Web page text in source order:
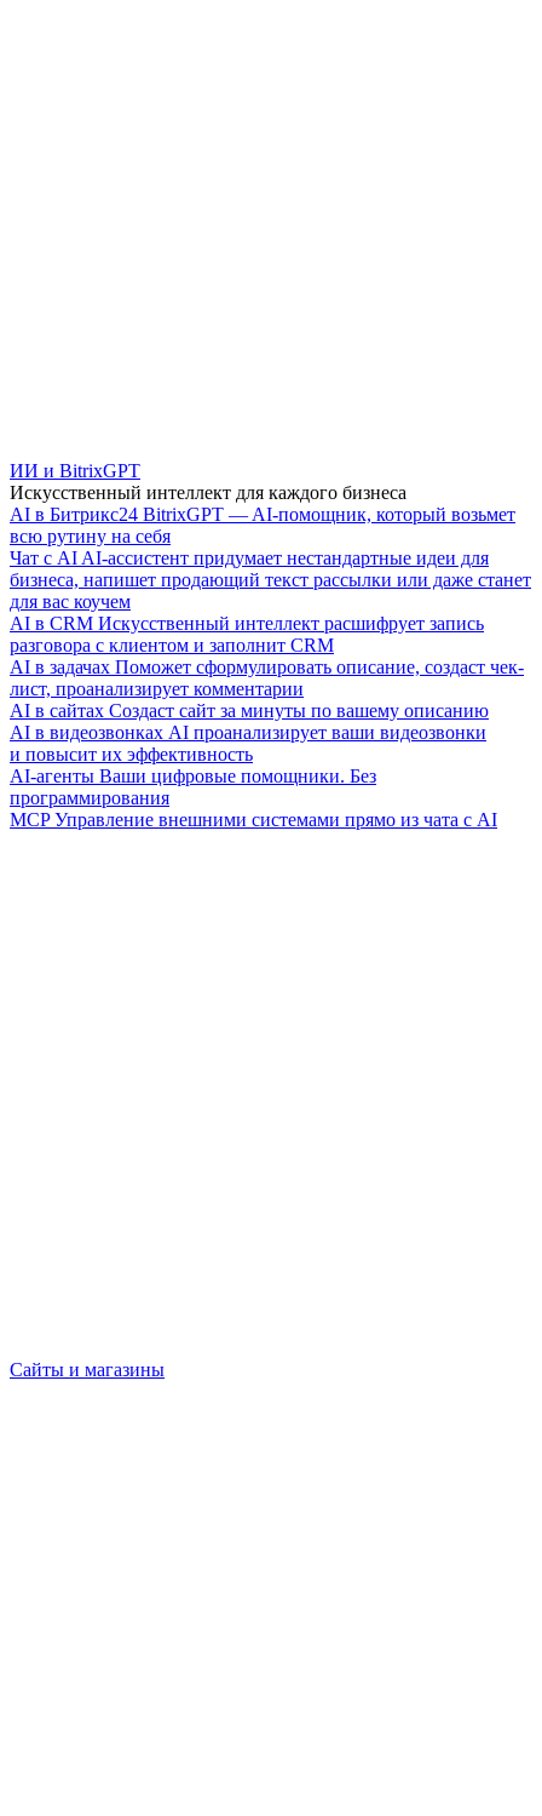
ИИ и BitrixGPT
Искусственный интеллект для каждого бизнеса
AI в Битрикс24 BitrixGPT — AI-помощник, который возьмет
всю рутину на себя
Чат с AI AI-ассистент придумает нестандартные идеи для
бизнеса, напишет продающий текст рассылки или даже станет
для вас коучем
AI в CRM Искусственный интеллект расшифрует запись
разговора с клиентом и заполнит CRM
AI в задачах Поможет сформулировать описание, создаст чек-
лист, проанализирует комментарии
AI в сайтах Создаст сайт за минуты по вашему описанию
AI в видеозвонках AI проанализирует ваши видеозвонки
и повысит их эффективность
AI-агенты Ваши цифровые помощники. Без
программирования
MCP Управление внешними системами прямо из чата с AI
Сайты и магазины